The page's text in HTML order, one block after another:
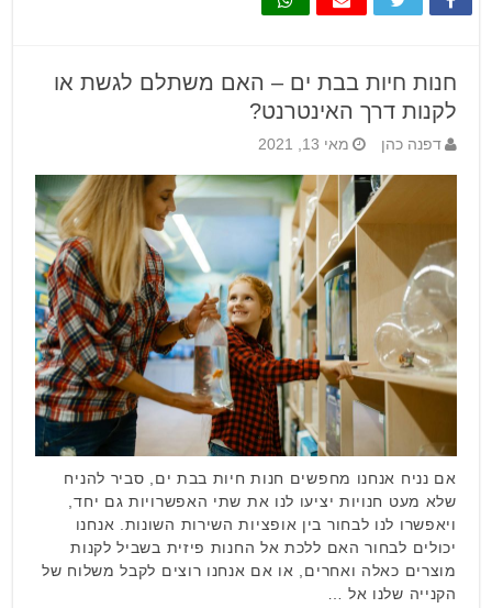
חנות חיות בבת ים – האם משתלם לגשת או
לקנות דרך האינטרנט?
דפנה כהן מאי 13, 2021
אם נניח אנחנו מחפשים חנות חיות בבת ים, סביר להניח
שלא מעט חנויות יציעו לנו את שתי האפשרויות גם יחד,
ויאפשרו לנו לבחור בין אופציות השירות השונות. אנחנו
יכולים לבחור האם ללכת אל החנות פיזית בשביל לקנות
מוצרים כאלה ואחרים, או אם אנחנו רוצים לקבל משלוח של
הקנייה שלנו אל …